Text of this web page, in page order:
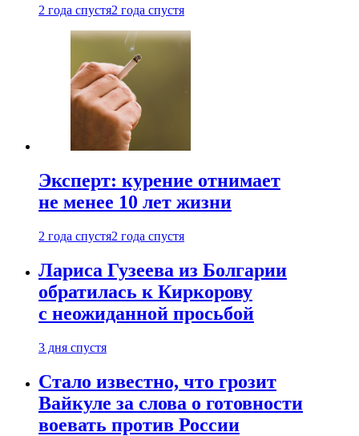
2 года спустя2 года спустя
Эксперт: курение отнимает
не менее 10 лет жизни
2 года спустя2 года спустя
Лариса Гузеева из Болгарии
обратилась к Киркорову
с неожиданной просьбой
3 дня спустя
Стало известно, что грозит
Вайкуле за слова о готовности
воевать против России